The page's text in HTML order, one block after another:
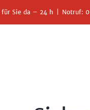
für Sie da – 24 h Notruf: 0